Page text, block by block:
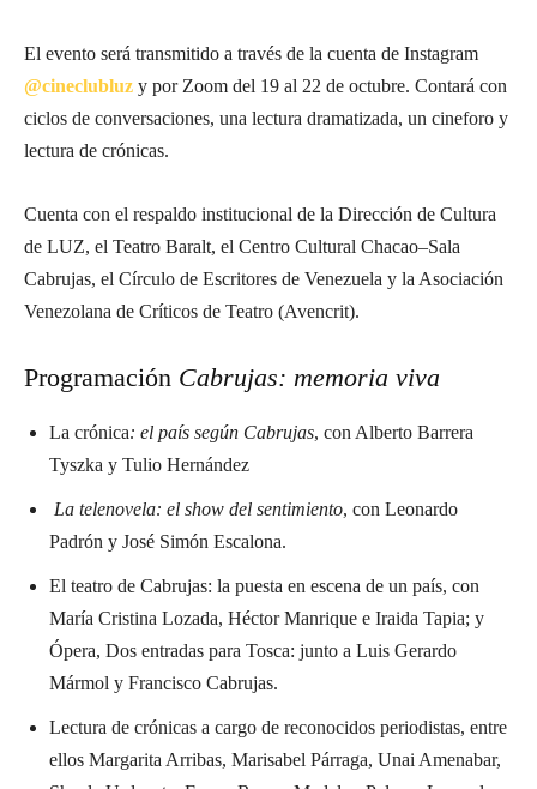
El evento será transmitido a través de la cuenta de Instagram
@cineclubluz y por Zoom del 19 al 22 de octubre. Contará con
ciclos de conversaciones, una lectura dramatizada, un cineforo y
lectura de crónicas.
Cuenta con el respaldo institucional de la Dirección de Cultura
de LUZ, el Teatro Baralt, el Centro Cultural Chacao–Sala
Cabrujas, el Círculo de Escritores de Venezuela y la Asociación
Venezolana de Críticos de Teatro (Avencrit).
Programación Cabrujas: memoria viva
La crónica: el país según Cabrujas, con Alberto Barrera
Tyszka y Tulio Hernández
La telenovela: el show del sentimiento, con Leonardo
Padrón y José Simón Escalona.
El teatro de Cabrujas: la puesta en escena de un país, con
María Cristina Lozada, Héctor Manrique e Iraida Tapia; y
Ópera, Dos entradas para Tosca: junto a Luis Gerardo
Mármol y Francisco Cabrujas.
Lectura de crónicas a cargo de reconocidos periodistas, entre
ellos Margarita Arribas, Marisabel Párraga, Unai Amenabar,